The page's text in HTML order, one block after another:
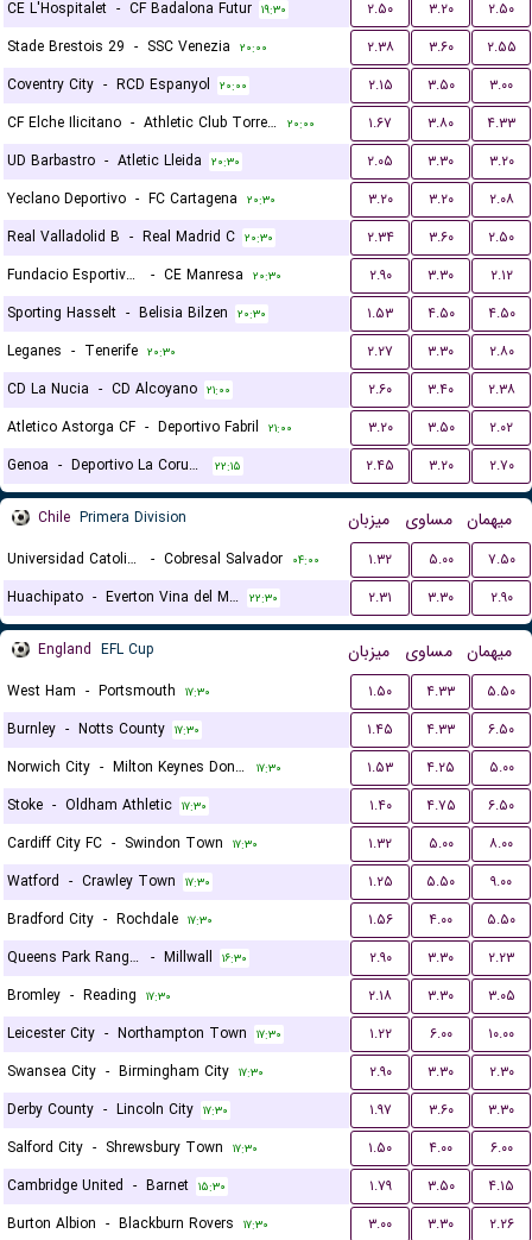
CE L'Hospitalet - CF Badalona Futur ۱۹:۳۰ ۲.۵۰ ۳.۲۰
۲.۵۰
Stade Brestois 29 - SSC Venezia ۲۰:۰۰ ۲.۳۸ ۳.۶۰
۲.۵۵
Coventry City - RCD Espanyol ۲۰:۰۰ ۲.۱۵ ۳.۵۰
۳.۰۰
CF Elche Ilicitano - Athletic Club Torrellano ۲۰:۰۰ ۱.۶۷ ۳.۸۰
۴.۳۳
UD Barbastro - Atletic Lleida ۲۰:۳۰ ۲.۰۵ ۳.۳۰
۳.۲۰
Yeclano Deportivo - FC Cartagena ۲۰:۳۰ ۳.۲۰ ۳.۲۰
۲.۰۸
Real Valladolid B - Real Madrid C ۲۰:۳۰ ۲.۳۴ ۳.۶۰
۲.۵۰
Fundacio Esportiva Grama
- CE Manresa ۲۰:۳۰ ۲.۹۰ ۳.۳۰
۲.۱۲
Sporting Hasselt - Belisia Bilzen ۲۰:۳۰ ۱.۵۳ ۴.۵۰
۴.۵۰
Leganes - Tenerife ۲۰:۳۰ ۲.۲۷ ۳.۳۰
۲.۸۰
CD La Nucia - CD Alcoyano ۲۱:۰۰ ۲.۶۰ ۳.۴۰
۲.۳۸
Atletico Astorga CF - Deportivo Fabril ۲۱:۰۰ ۳.۲۰ ۳.۵۰
۲.۰۲
Genoa - Deportivo La Coruna ۲۲:۱۵ ۲.۴۵ ۳.۲۰ ۲.۷۰
Chile Primera Division میزبان مساوی میهمان
Universidad Catolica - Cobresal Salvador ۰۴:۰۰ ۱.۳۲ ۵.۰۰
۷.۵۰
Huachipato - Everton Vina del Mar ۲۲:۳۰ ۲.۳۱ ۳.۳۰ ۲.۹۰
England EFL Cup میزبان مساوی میهمان
West Ham - Portsmouth ۱۷:۳۰ ۱.۵۰ ۴.۳۳
۵.۵۰
Burnley - Notts County ۱۷:۳۰ ۱.۴۵ ۴.۳۳
۶.۵۰
Norwich City - Milton Keynes Dons FC ۱۷:۳۰ ۱.۵۳ ۴.۲۵
۵.۰۰
Stoke - Oldham Athletic ۱۷:۳۰ ۱.۴۰ ۴.۷۵
۶.۵۰
Cardiff City FC - Swindon Town ۱۷:۳۰ ۱.۳۲ ۵.۰۰
۸.۰۰
Watford - Crawley Town ۱۷:۳۰ ۱.۲۵ ۵.۵۰
۹.۰۰
Bradford City - Rochdale ۱۷:۳۰ ۱.۵۶ ۴.۰۰
۵.۵۰
Queens Park Rangers - Millwall ۱۶:۳۰ ۲.۹۰ ۳.۳۰
۲.۲۳
Bromley - Reading ۱۷:۳۰ ۲.۱۸ ۳.۳۰
۳.۰۵
Leicester City - Northampton Town ۱۷:۳۰ ۱.۲۲ ۶.۰۰
۱۰.۰۰
Swansea City - Birmingham City ۱۷:۳۰ ۲.۹۰ ۳.۳۰
۲.۳۰
Derby County - Lincoln City ۱۷:۳۰ ۱.۹۷ ۳.۶۰
۳.۳۰
Salford City - Shrewsbury Town ۱۷:۳۰ ۱.۵۰ ۴.۰۰
۶.۰۰
Cambridge United - Barnet ۱۵:۳۰ ۱.۷۹ ۳.۵۰
۴.۱۵
Burton Albion - Blackburn Rovers ۱۷:۳۰ ۳.۰۰ ۳.۳۰ ۲.۲۶